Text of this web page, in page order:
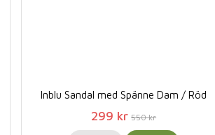
Inblu Sandal med Spänne Dam / Röd
299 kr 550 kr